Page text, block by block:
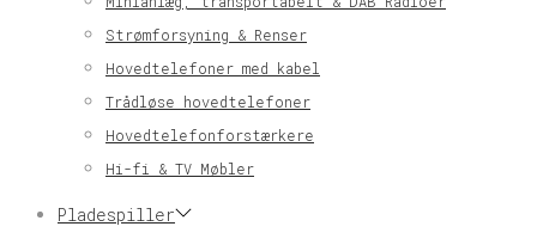
Strømforsyning & Renser
Hovedtelefoner med kabel
Trådløse hovedtelefoner
Hovedtelefonforstærkere
Hi-fi & TV Møbler
Pladespiller